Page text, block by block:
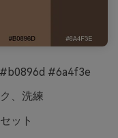
#6a4f3e
、洗練
ット